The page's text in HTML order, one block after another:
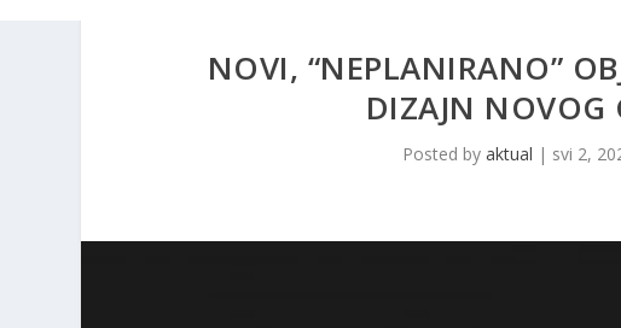
NOVI, “NEPLANIRANO”
DIZAJN NOVOG
Posted byaktual | svi 2,